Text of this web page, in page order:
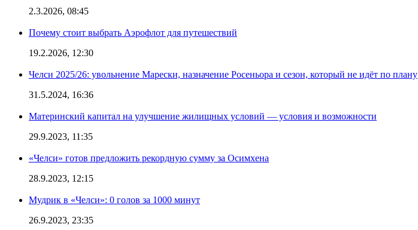
2.3.2026, 08:45
Почему стоит выбрать Аэрофлот для путешествий
19.2.2026, 12:30
Челси 2025/26: увольнение Марески, назначение Росеньора и сезон, который не идёт по плану
31.5.2024, 16:36
Материнский капитал на улучшение жилищных условий — условия и возможности
29.9.2023, 11:35
«Челси» готов предложить рекордную сумму за Осимхена
28.9.2023, 12:15
Мудрик в «Челси»: 0 голов за 1000 минут
26.9.2023, 23:35